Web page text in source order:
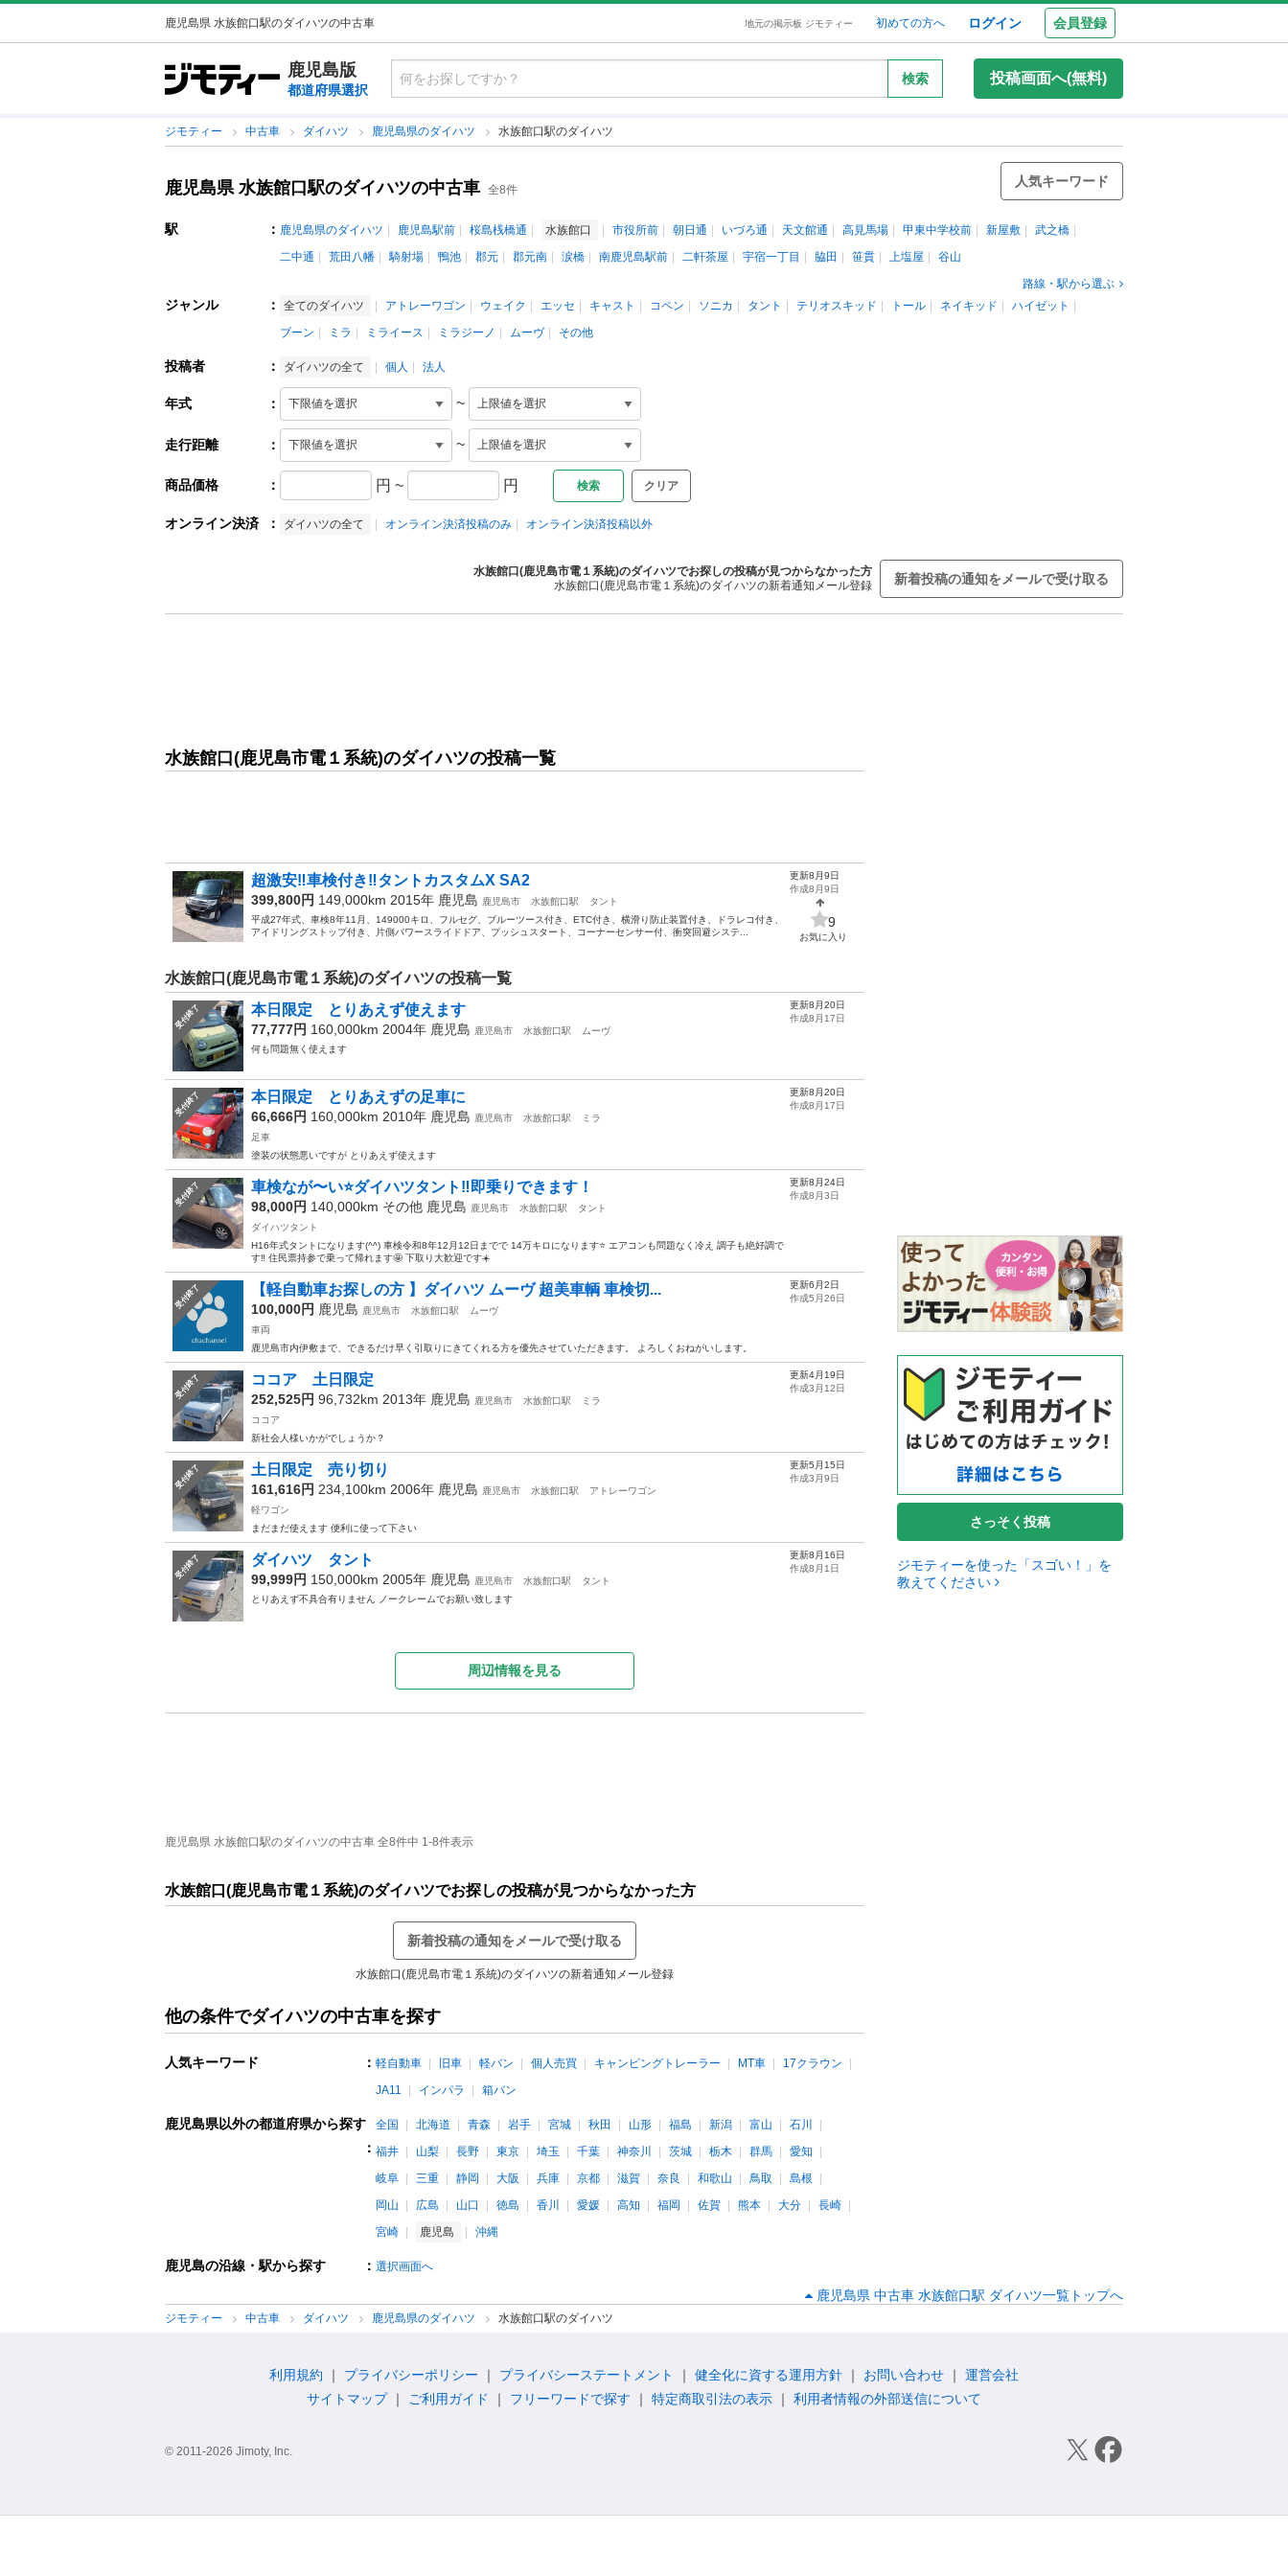
鹿児島県 水族館口駅のダイハツの中古車 地元の掲示板 ジモティー 初めての方へ ログイン 会員登録
鹿児島版
都道府県選択
検索 投稿画面へ(無料)
ジモティー 中古車 ダイハツ 鹿児島県のダイハツ 水族館口駅のダイハツ
鹿児島県 水族館口駅のダイハツの中古車 全8件
人気キーワード
駅 ： 鹿児島県のダイハツ 鹿児島駅前 桜島桟橋通 水族館口 市役所前 朝日通 いづろ通 天文館通 高見馬場 甲東中学校前 新屋敷
武之橋
二中通
荒田八幡 騎射場 鴨池 郡元 郡元南 涙橋 南鹿児島駅前 二軒茶屋 宇宿一丁目 脇田 笹貫 上塩屋
谷山
路線・駅から選ぶ
ジャンル ： 全てのダイハツ アトレーワゴン ウェイク エッセ キャスト コペン ソニカ タント テリオスキッド トール ネイキッド
ハイゼット
ブーン
ミラ ミライース ミラジーノ ムーヴ その他
投稿者 ： ダイハツの全て 個人 法人
年式 ： ~
走行距離 ： ~
商品価格 ： 円 ~ 円 クリア
オンライン決済 ： ダイハツの全て オンライン決済投稿のみ オンライン決済投稿以外
水族館口(鹿児島市電１系統)のダイハツでお探しの投稿が見つからなかった方
水族館口(鹿児島市電１系統)のダイハツの新着通知メール登録
新着投稿の通知をメールで受け取る
水族館口(鹿児島市電１系統)のダイハツの投稿一覧
超激安‼️車検付き‼️タントカスタムX SA2
399,800円 149,000km 2015年 鹿児島 鹿児島市 水族館口駅
タント
平成27年式、車検8年11月、149000キロ、フルセグ、ブルーツース付き、ETC付き、横滑り防止装置付き、ドラレコ付き、
アイドリングストップ付き、片側パワースライドドア、プッシュスタート、コーナーセンサー付、衝突回避システ...
更新8月9日
作成8月9日
9
お気に入り
水族館口(鹿児島市電１系統)のダイハツの投稿一覧
受付終了 本日限定 とりあえず使えます
77,777円 160,000km 2004年 鹿児島 鹿児島市 水族館口駅
ムーヴ
何も問題無く使えます
更新8月20日
作成8月17日
受付終了 本日限定 とりあえずの足車に
66,666円 160,000km 2010年 鹿児島 鹿児島市 水族館口駅
ミラ
足車
塗装の状態悪いですが とりあえず使えます
更新8月20日
作成8月17日
受付終了 車検なが〜い⭐️ダイハツタント‼️即乗りできます！
98,000円 140,000km その他 鹿児島 鹿児島市 水族館口駅
タント
ダイハツタント
H16年式タントになります(^^) 車検令和8年12月12日までで 14万キロになります⭐️ エアコンも問題なく冷え 調子も絶好調で
す‼️ 住民票持参で乗って帰れます🤩 下取り大歓迎です☀️
更新8月24日
作成8月3日
受付終了 【軽自動車お探しの方 】ダイハツ ムーヴ 超美車輌 車検切...
100,000円 鹿児島 鹿児島市 水族館口駅
ムーヴ
車両
鹿児島市内伊敷まで、できるだけ早く引取りにきてくれる方を優先させていただきます。 よろしくおねがいします。
更新6月2日
作成5月26日
受付終了 ココア 土日限定
252,525円 96,732km 2013年 鹿児島 鹿児島市 水族館口駅
ミラ
ココア
新社会人様いかがでしょうか？
更新4月19日
作成3月12日
受付終了 土日限定 売り切り
161,616円 234,100km 2006年 鹿児島 鹿児島市 水族館口駅
アトレーワゴン
軽ワゴン
まだまだ使えます 便利に使って下さい
更新5月15日
作成3月9日
受付終了 ダイハツ タント
99,999円 150,000km 2005年 鹿児島 鹿児島市 水族館口駅
タント
とりあえず不具合有りません ノークレームでお願い致します
更新8月16日
作成8月1日
周辺情報を見る
鹿児島県 水族館口駅のダイハツの中古車 全8件中 1-8件表示
水族館口(鹿児島市電１系統)のダイハツでお探しの投稿が見つからなかった方
新着投稿の通知をメールで受け取る
水族館口(鹿児島市電１系統)のダイハツの新着通知メール登録
他の条件でダイハツの中古車を探す
人気キーワード ： 軽自動車 旧車 軽バン 個人売買 キャンピングトレーラー MT車
17クラウン
JA11
インパラ 箱バン
鹿児島県以外の都道府県から探す
：
全国 北海道 青森 岩手 宮城 秋田 山形 福島 新潟 富山
石川
福井
山梨 長野 東京 埼玉 千葉 神奈川 茨城 栃木 群馬
愛知
岐阜
三重 静岡 大阪 兵庫 京都 滋賀 奈良 和歌山 鳥取
島根
岡山
広島 山口 徳島 香川 愛媛 高知 福岡 佐賀 熊本 大分
長崎
宮崎
鹿児島 沖縄
鹿児島の沿線・駅から探す ： 選択画面へ
さっそく投稿
ジモティーを使った「スゴい！」を
教えてください
鹿児島県 中古車 水族館口駅 ダイハツ一覧トップへ
ジモティー 中古車 ダイハツ 鹿児島県のダイハツ 水族館口駅のダイハツ
利用規約 プライバシーポリシー プライバシーステートメント 健全化に資する運用方針 お問い合わせ
運営会社
サイトマップ
ご利用ガイド フリーワードで探す 特定商取引法の表示 利用者情報の外部送信について
© 2011-2026 Jimoty, Inc.